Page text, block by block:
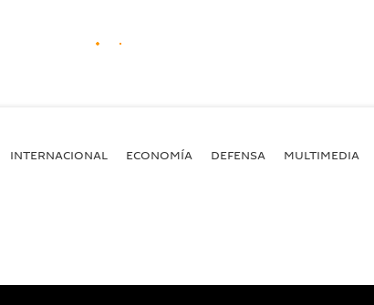
INTERNACIONAL ECONOMÍA DEFENSA MULTIMEDIA